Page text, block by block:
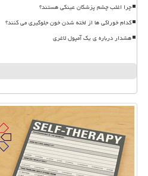
چرا اغلب چشم پزشکان عینکی هستند؟
کدام خوراکی ها از لخته شدن خون جلوگیری می کنند؟
هشدار درباره ی یک آمپول لاغری